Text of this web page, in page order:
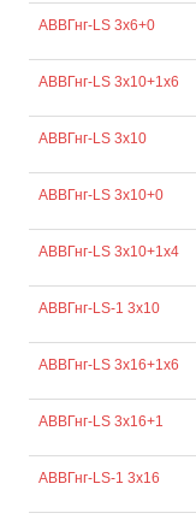
АВВГнг-LS 3х6+0
АВВГнг-LS 3х10+1х6
АВВГнг-LS 3х10
АВВГнг-LS 3х10+0
АВВГнг-LS 3х10+1х4
АВВГнг-LS-1 3х10
АВВГнг-LS 3х16+1х6
АВВГнг-LS 3х16+1
АВВГнг-LS-1 3х16